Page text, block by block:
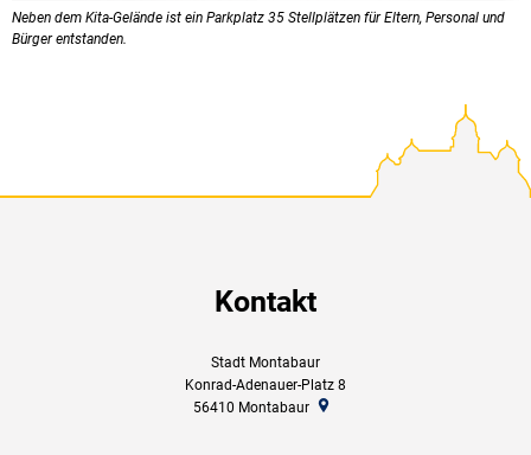
Neben dem Kita-Gelände ist ein Parkplatz 35 Stellplätzen für Eltern, Personal und
Bürger entstanden.
Kontakt
Stadt Montabaur
Konrad-Adenauer-Platz 8
56410 Montabaur